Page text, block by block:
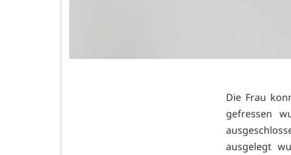
Die Frau
gefressen
ausgelegt